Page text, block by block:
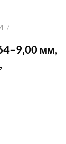
/
мм,